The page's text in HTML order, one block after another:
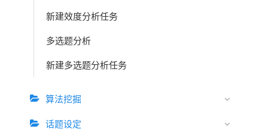
新建效度分析任务
多选题分析
新建多选题分析任务
算法挖掘
话题设定